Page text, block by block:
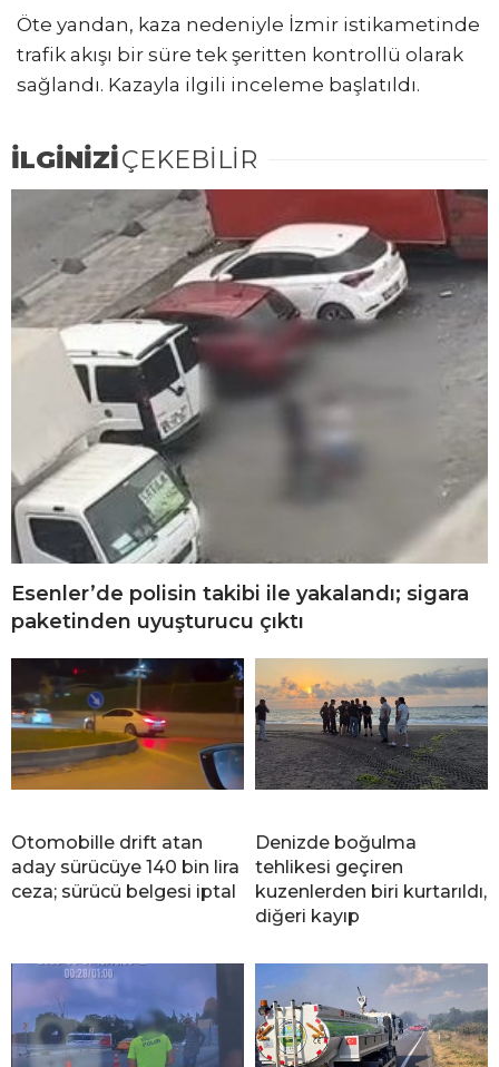
Öte yandan, kaza nedeniyle İzmir istikametinde
trafik akışı bir süre tek şeritten kontrollü olarak
sağlandı. Kazayla ilgili inceleme başlatıldı.
İLGİNİZİÇEKEBİLİR
Esenler’de polisin takibi ile yakalandı; sigara
paketinden uyuşturucu çıktı
Otomobille drift atan
aday sürücüye 140 bin lira
ceza; sürücü belgesi iptal
Denizde boğulma
tehlikesi geçiren
kuzenlerden biri kurtarıldı,
diğeri kayıp